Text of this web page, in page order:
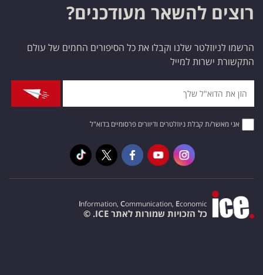
רוצים להשאר מעודכנים?
הרשמו לניוזלטר שלנו וקבלו את כל הסיפורים החמים של עולם
התקשורת ישרות למייל
אני מאשר/ת קבלת ניוזלטרים ודיוורים פרסומיים בדוא"ל
Information, Communication, Economic
כל הזכויות שמורות לאתר ICE. ©